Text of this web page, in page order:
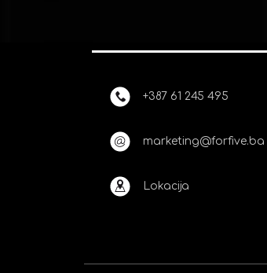
+387 61 245 495
marketing@forfive.ba
Lokacija